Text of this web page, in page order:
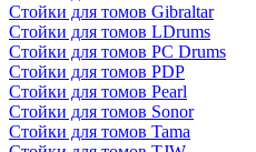
Стойки для томов Gibraltar
Стойки для томов LDrums
Стойки для томов PC Drums
Стойки для томов PDP
Стойки для томов Pearl
Стойки для томов Sonor
Стойки для томов Tama